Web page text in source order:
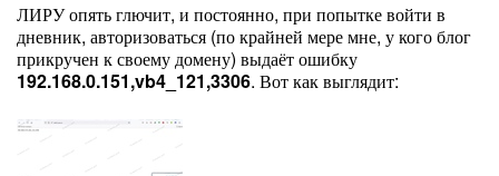
ЛИРУ опять глючит, и постоянно, при попытке войти в
дневник, авторизоваться (по крайней мере мне, у кого блог
прикручен к своему домену) выдаёт ошибку
192.168.0.151,vb4_121,3306. Вот как выглядит: